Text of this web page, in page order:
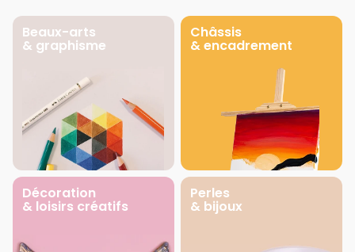
Beaux-arts
& graphisme
Châssis
& encadrement
Décoration
& loisirs créatifs
Perles
& bijoux